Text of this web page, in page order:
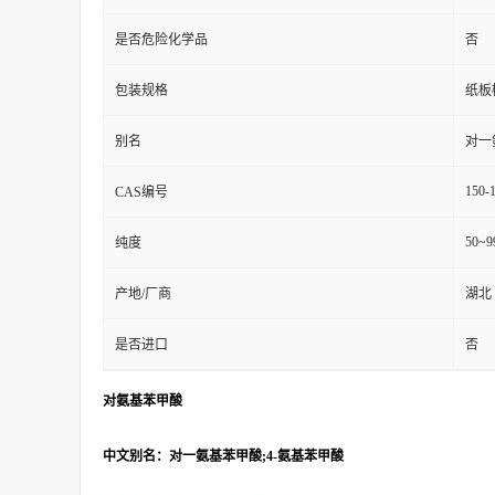
是否危险化学品 否
包装规格 纸板
别名 对一
CAS编号 150-
纯度
产地/厂商 湖北
是否进口 否
对氨基苯甲酸
中文别名：对一氨基苯甲酸;4-氨基苯甲酸